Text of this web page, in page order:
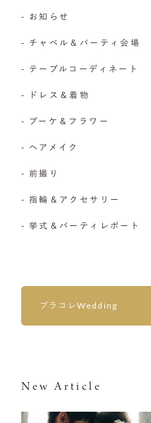
- お知らせ
- チャペル＆パーティ会場
- テーブルコーディネート
- ドレス＆着物
- ブーケ＆フラワー
- ヘアメイク
- 前撮り
- 指輪＆アクセサリー
- 挙式＆パーティレポート
プラコレWedding
New Article